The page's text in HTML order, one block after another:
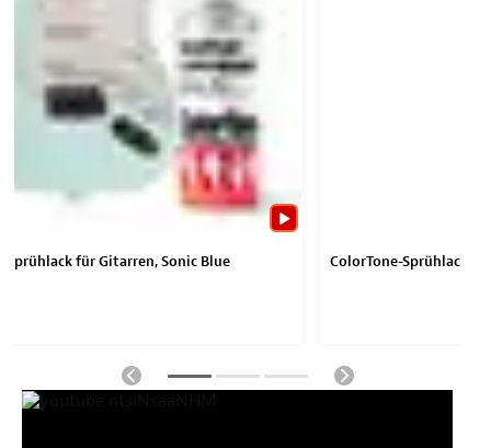
Sprühlack für Gitarren, Sonic Blue ColorTone-Sprühlack